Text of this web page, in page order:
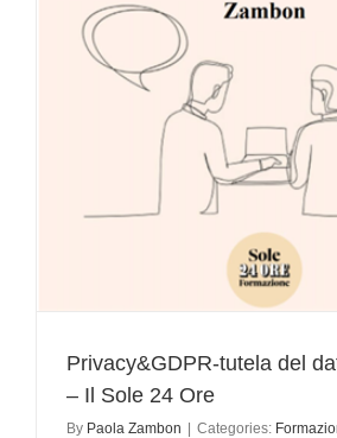
Privacy&GDPR-tutela del
– Il Sole 24 Ore
By Paola Zambon | Categories: